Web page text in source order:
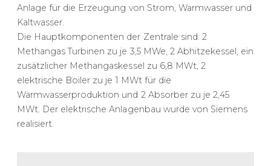
Anlage für die Erzeugung von Strom, Warmwasser und
Kaltwasser.
Die Hauptkomponenten der Zentrale sind: 2
Methangas Turbinen zu je 3,5 MWe, 2 Abhitzekessel, ein
zusätzlicher Methangaskessel zu 6,8 MWt, 2
elektrische Boiler zu je 1 MWt für die
Warmwasserproduktion und 2 Absorber zu je 2,45
MWt. Der elektrische Anlagenbau wurde von Siemens
realisiert.